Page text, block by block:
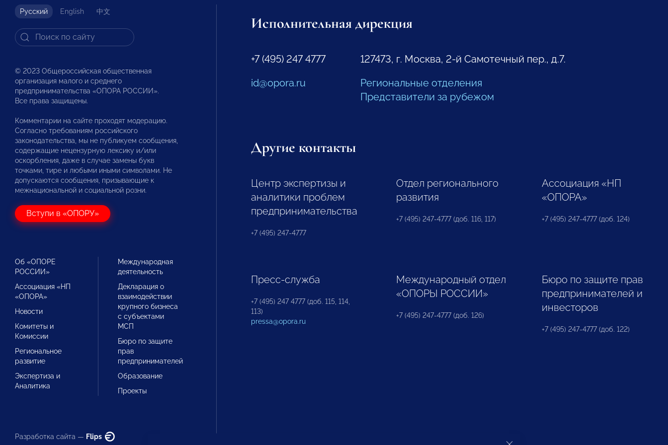
Русский English 中文
© 2023 Общероссийская общественная
организация малого и среднего
предпринимательства «ОПОРА РОССИИ».
Все права защищены.
Комментарии на сайте проходят модерацию.
Согласно требованиям российского
законодательства, мы не публикуем сообщения,
содержащие нецензурную лексику и/или
оскорбления, даже в случае замены букв
точками, тире и любыми иными символами. Не
допускаются сообщения, призывающие к
межнациональной и социальной розни.
Вступи в «ОПОРУ»
Об «ОПОРЕ
РОССИИ»
Ассоциация «НП
«ОПОРА»
Новости
Комитеты и
Комиссии
Региональное
развитие
Экспертиза и
Аналитика
Международная
деятельность
Декларация о
взаимодействии
крупного бизнеса
с субъектами
МСП
Бюро по защите
прав
предпринимателей
Образование
Проекты
Разработка сайта — Flips
Исполнительная дирекция
+7 (495) 247 4777
id@opora.ru
127473, г. Москва, 2-й Самотечный пер., д.7.
Региональные отделения
Представители за рубежом
Другие контакты
Центр экспертизы и
аналитики проблем
предпринимательства
+7 (495) 247-4777
Отдел регионального
развития
+7 (495) 247-4777 (доб. 116, 117)
Ассоциация «НП
«ОПОРА»
+7 (495) 247-4777 (доб. 124)
Пресс-служба
+7 (495) 247 4777 (доб. 115, 114,
113)
pressa@opora.ru
Международный отдел
«ОПОРЫ РОССИИ»
+7 (495) 247-4777 (доб. 126)
Бюро по защите прав
предпринимателей и
инвесторов
+7 (495) 247-4777 (доб. 122)